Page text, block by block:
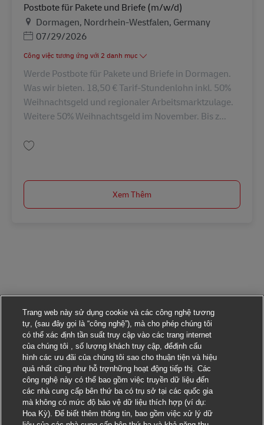
Postbote für Pakete und Briefe (m/w/d)
Địa điểm
Dormagen, Nordrhein-Westfalen, Germany
Posted Date
07/29/2026
Công việc tương ứng với 2 danh mục
Werde Postbote für Pakete und Briefe in Dormagen.
Was wir bieten. 18,50 € Tarif-Stundenlohn inkl. 50%
Weihnachtsgeld und regionaler Arbeitsmarktzulage.
Weitere 50% Weihnachtsgeld im November. Bis z...
Xem Thêm
Trang web này sử dụng cookie và các công nghệ tương
tự, (sau đây gọi là “công nghệ”), mà cho phép chúng tôi
có thể xác định tần suất truy cập vào các trang internet
của chúng tôi , số lượng khách truy cập, đểđịnh cấu
hình các ưu đãi của chúng tôi sao cho thuận tiện và hiệu
quả nhất cũng như hỗ trợnhững hoạt động tiếp thị. Các
công nghệ này có thể bao gồm việc truyền dữ liệu đến
các nhà cung cấp bên thứ ba có trụ sở tại các quốc gia
mà không có mức độ bảo vệ dữ liệu thích hợp (ví dụ:
Hoa Kỳ). Để biết thêm thông tin, bao gồm việc xử lý dữ